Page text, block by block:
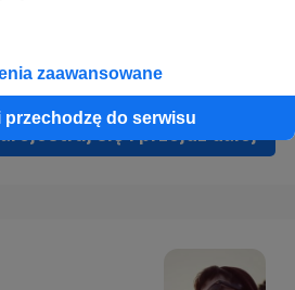
zaawansowane
przechodzę do serwisu
się i przejdź dalej